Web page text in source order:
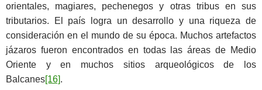
orientales, magiares, pechenegos y otras tribus en sus
tributarios. El país logra un desarrollo y una riqueza de
consideración en el mundo de su época. Muchos artefactos
jázaros fueron encontrados en todas las áreas de Medio
Oriente y en muchos sitios arqueológicos de los
Balcanes[16].